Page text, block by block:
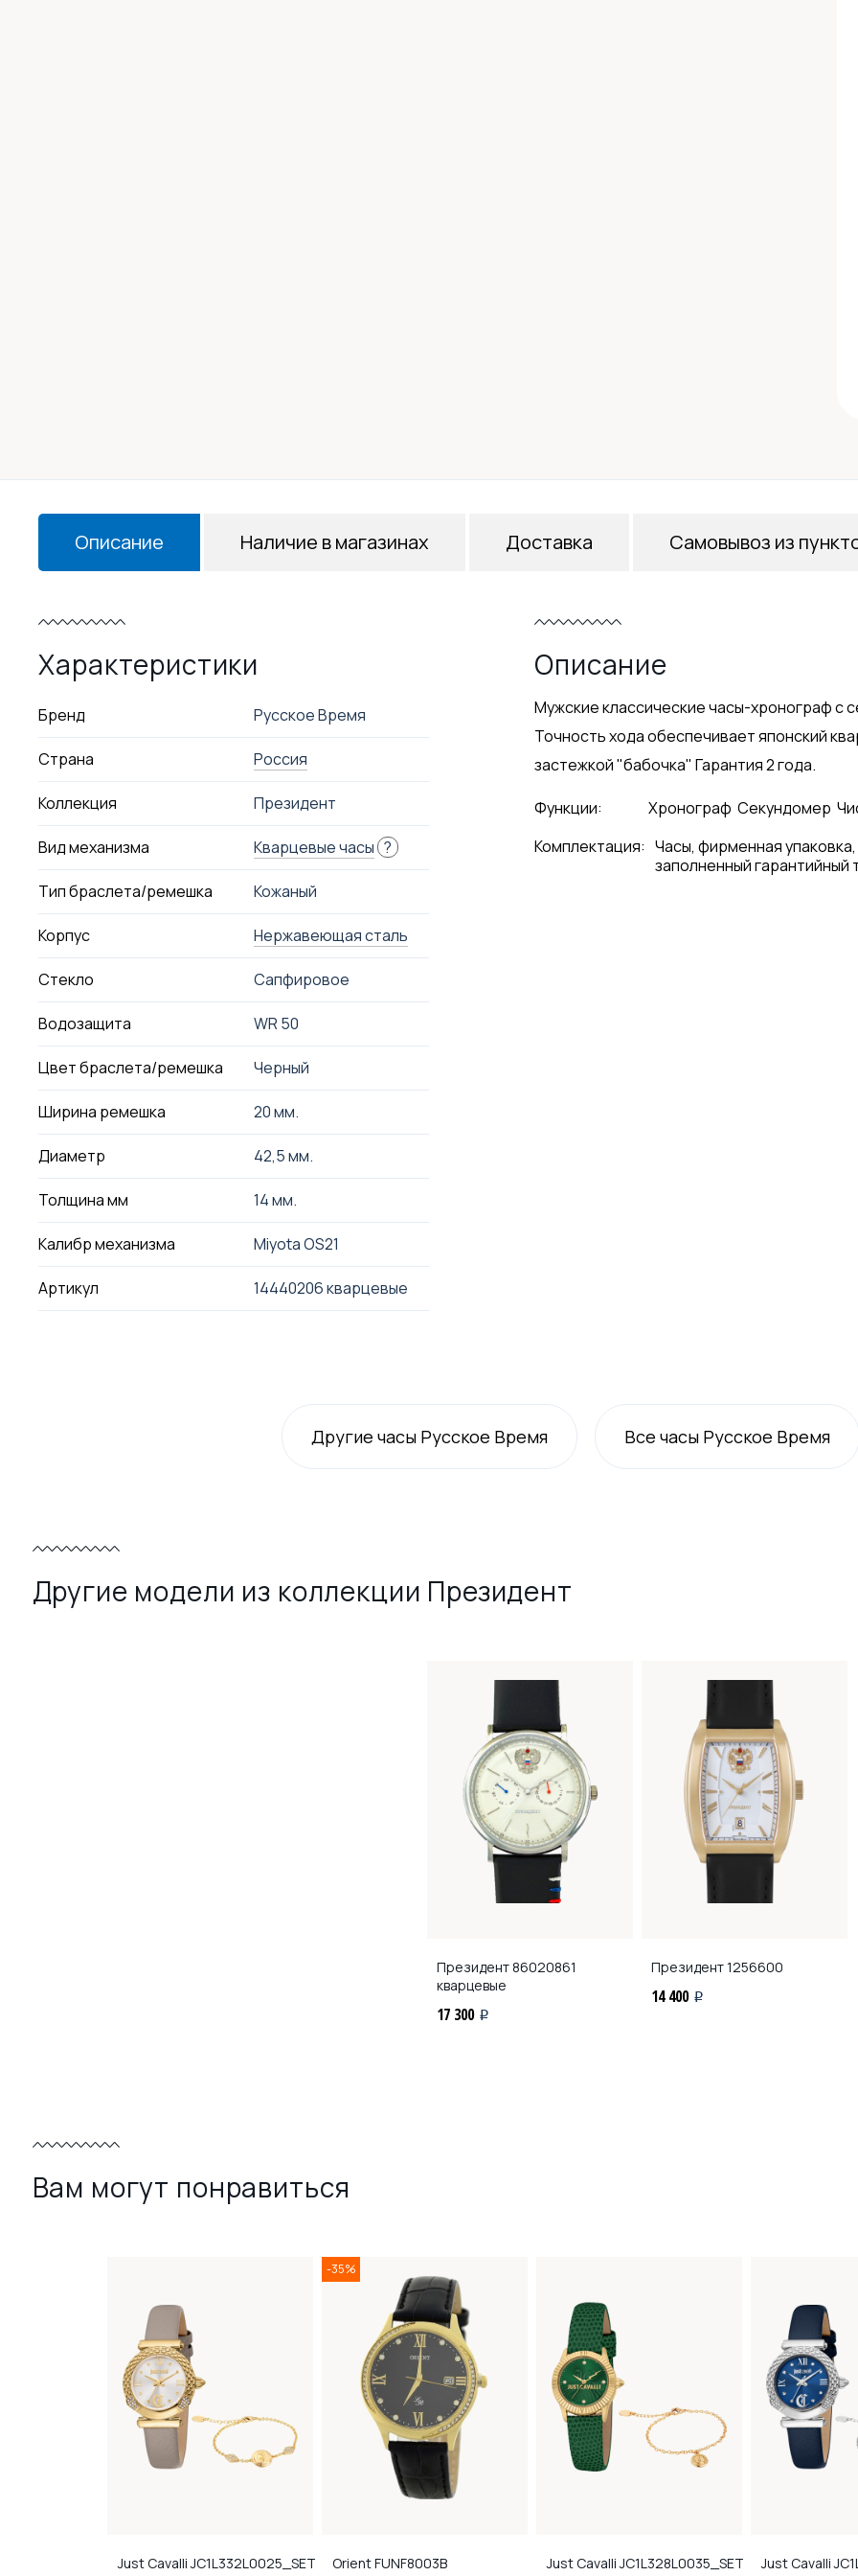
Описание
Характеристики
Бренд Русское Время
Страна Россия
Коллекция Президент
Вид механизма Кварцевые часы ?
Тип браслета/ремешка Кожаный
Корпус Нержавеющая сталь
Стекло Сапфировое
Водозащита WR 50
Цвет браслета/ремешка Черный
Ширина ремешка 20 мм.
Диаметр 42,5 мм.
Толщина мм 14 мм.
Калибр механизма Miyota OS21
Артикул 14440206 кварцевые
Описание
Мужские классические часы-хронограф с
Точность хода обеспечивает японский
застежкой "бабочка" Гарантия 2 года.
Функции: Хронограф Секундомер
Комплектация: Часы, фирменная
заполненный гарантийный
Наличие в магазинах Доставка Самовывоз из
Другие часы Русское Время Всечасы Русское Время
Другие модели из коллекции Президент
Президент86020861
кварцевые
17 300 i
Президент1256600
14 400 i
Вам могут понравиться
Just CavalliJC1L332L0025_SET
-35%
OrientFUNF8003B Just CavalliJC1L328L0035_SET Just Cavalli